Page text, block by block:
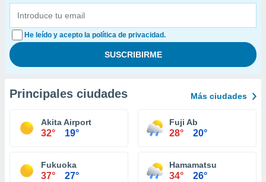
He leído y acepto la política de privacidad.
Principales ciudades Más ciudades
Akita Airport
32° 19°
Fuji Ab
28° 20°
Fukuoka
37° 27°
Hamamatsu
34° 26°